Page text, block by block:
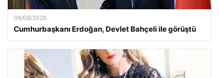
06/08/2026
Cumhurbaşkanı Erdoğan, Devlet Bahçeli ile görüştü